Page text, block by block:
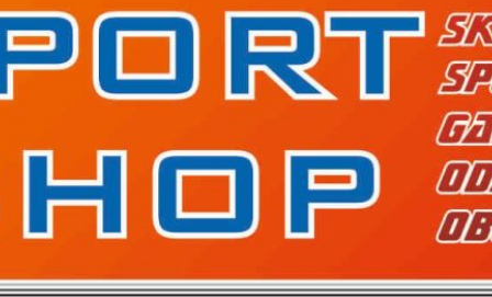
Nasze piłkarskie zespoły w toku przygotowań
do sezonu. Kolejne gry kontrolne przed nimi
Kolejne gry kontrolne naszych piłkarskich
zespołów za nami